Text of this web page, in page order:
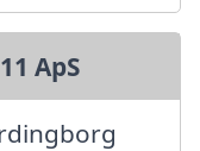
ApS